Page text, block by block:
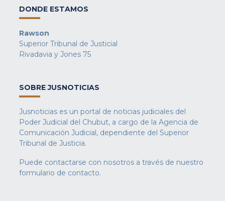
DONDE ESTAMOS
Rawson
Superior Tribunal de Justicial
Rivadavia y Jones 75
SOBRE JUSNOTICIAS
Jusnoticias es un portal de noticias judiciales del
Poder Judicial del Chubut, a cargo de la Agencia de
Comunicación Judicial, dependiente del Superior
Tribunal de Justicia.
Puede contactarse con nosotros a través de nuestro
formulario de contacto.